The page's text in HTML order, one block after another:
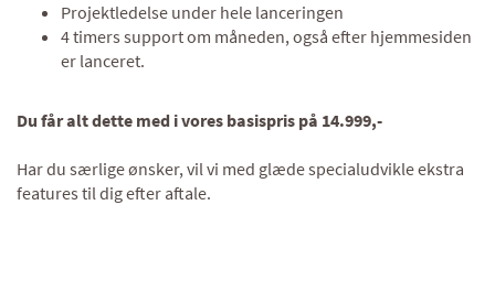
Projektledelse under hele lanceringen
4 timers support om måneden, også efter hjemmesiden
er lanceret.
Du får alt dette med i vores basispris på 14.999,-
Har du særlige ønsker, vil vi med glæde specialudvikle ekstra
features til dig efter aftale.